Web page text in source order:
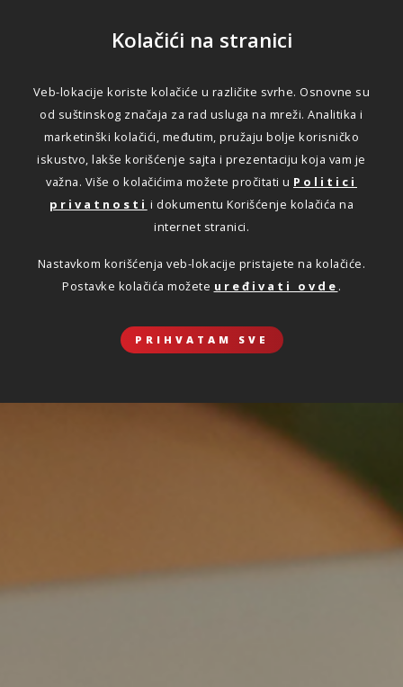
Kolačići na stranici
Veb-lokacije koriste kolačiće u različite svrhe. Osnovne su
od suštinskog značaja za rad usluga na mreži. Analitika i
marketinški kolačići, međutim, pružaju bolje korisničko
iskustvo, lakše korišćenje sajta i prezentaciju koja vam je
važna. Više o kolačićima možete pročitati u Politici
privatnosti i dokumentu Korišćenje kolačića na
internet stranici.
Nastavkom korišćenja veb-lokacije pristajete na kolačiće.
Postavke kolačića možete uređivati ovde .
PRIHVATAM SVE